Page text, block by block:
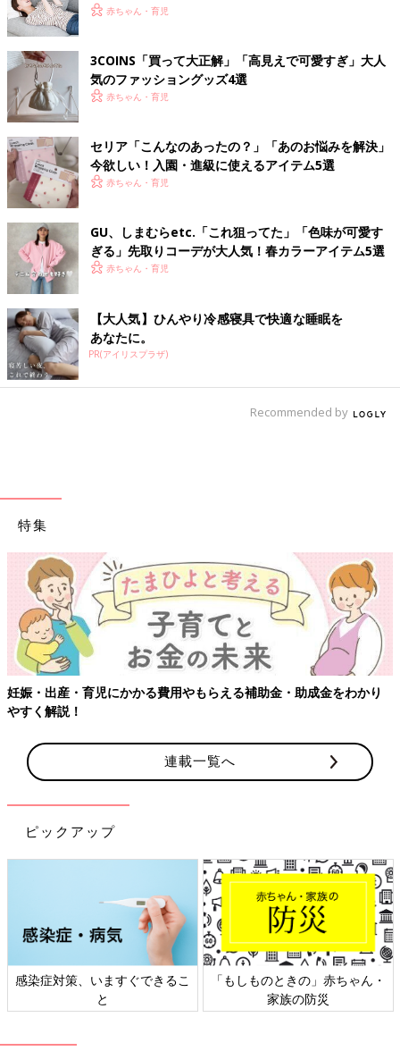
他にもピンク色のかわいい柄のスプーン、フォーク、カトラリー
柄バージョンもありました。キャラクター物に頼らなくてもセリ
アならひと通り揃いそうです。
『ダイソー』のお箸入りのカトラリーセットもお得
お箸の練習をしている子にはこちらもおすすめ。『ダイソー』
の、スプーン、箸、フォークの3点が入ったカトラリーセットで
ていて、お値段は税込165円！お箸まで入ってこのお値段はかな
りお値打ちですよね。
『3COINS』の新作が登場！レッスンバッグなどの
入園グッズ
赤ちゃん・育児
3COINS「買って大正解」「高見えで可愛すぎ」大人
気のファッショングッズ4選
赤ちゃん・育児
セリア「こんなのあったの？」「あのお悩みを解決」
今欲しい！入園・進級に使えるアイテム5選
赤ちゃん・育児
GU、しまむらetc.「これ狙ってた」「色味が可愛す
ぎる」先取りコーデが大人気！春カラーアイテム5選
赤ちゃん・育児
【大人気】ひんやり冷感寝具で快適な睡眠を
あなたに。
PR(アイリスプラザ)
Recommended by
特集
妊娠・出産・育児にかかる費用やもらえる補助金・助成金をわかり
やすく解説！
連載一覧へ
ピックアップ
感染症対策、いますぐできるこ
と
「もしものときの」赤ちゃん・
家族の防災